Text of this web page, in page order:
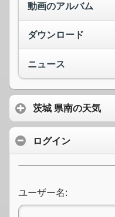
動画のアルバム
ダウンロード
ニュース
茨城 県南の天気
ログイン
ユーザー名: